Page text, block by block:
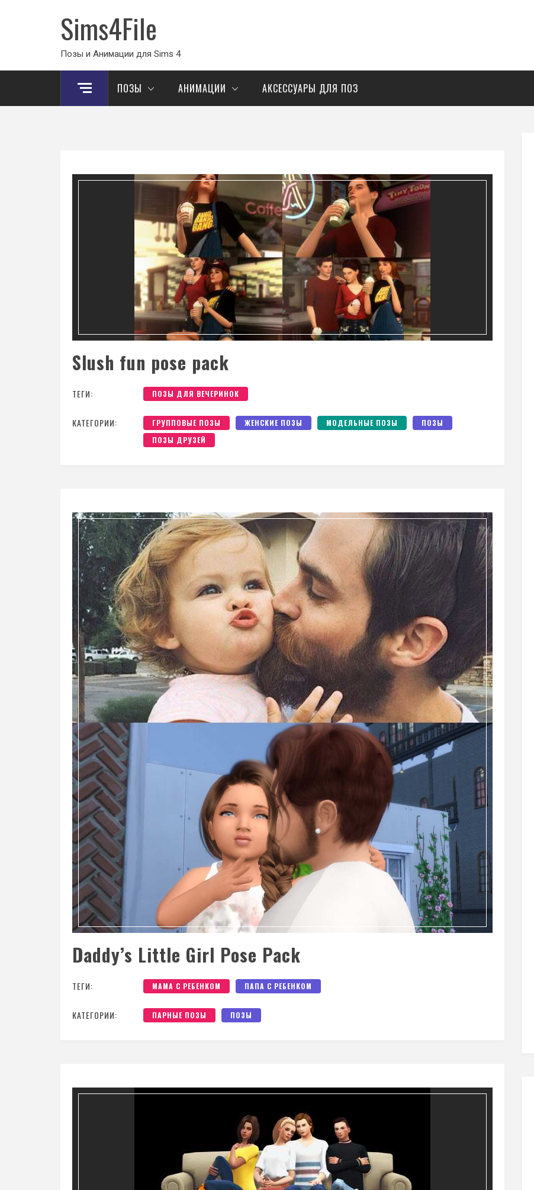
Sims4File
Позы и Анимации для Sims 4
ПОЗЫ АНИМАЦИИ АКСЕССУАРЫ ДЛЯ ПОЗ
Slush fun pose pack
ТЕГИ: ПОЗЫ ДЛЯ ВЕЧЕРИНОК
КАТЕГОРИИ: ГРУППОВЫЕ ПОЗЫ ЖЕНСКИЕ ПОЗЫ МОДЕЛЬНЫЕ ПОЗЫ
ПОЗЫ
ПОЗЫ ДРУЗЕЙ
Daddy’s Little Girl Pose Pack
ТЕГИ: МАМА С РЕБЕНКОМ ПАПА С РЕБЕНКОМ
КАТЕГОРИИ: ПАРНЫЕ ПОЗЫ ПОЗЫ